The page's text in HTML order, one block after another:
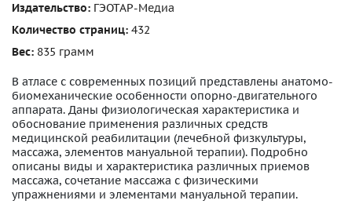
Издательство: ГЭОТАР-Медиа
Количество страниц: 432
Вес: 835 грамм
В атласе с современных позиций представлены анатомо-
биомеханические особенности опорно-двигательного
аппарата. Даны физиологическая характеристика и
обоснование применения различных средств
медицинской реабилитации (лечебной физкультуры,
массажа, элементов мануальной терапии). Подробно
описаны виды и характеристика различных приемов
массажа, сочетание массажа с физическими
упражнениями и элементами мануальной терапии.